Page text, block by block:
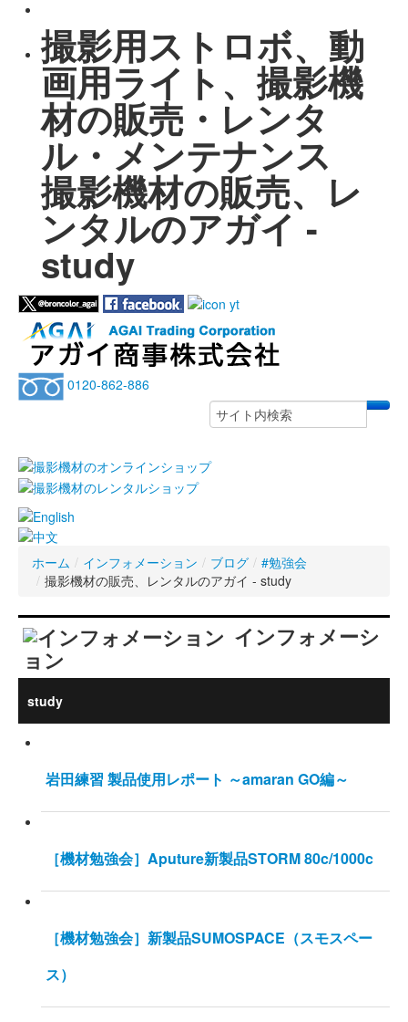
撮影用ストロボ、動
画用ライト、撮影機
材の販売・レンタ
ル・メンテナンス
撮影機材の販売、レ
ンタルのアガイ -
study
0120-862-886
ホーム / インフォメーション / ブログ / #勉強会
/ 撮影機材の販売、レンタルのアガイ - study
インフォメーシ
ョン
study
岩田練習 製品使用レポート ～amaran GO編～
［機材勉強会］Aputure新製品STORM 80c/1000c
［機材勉強会］新製品SUMOSPACE（スモスペー
ス）